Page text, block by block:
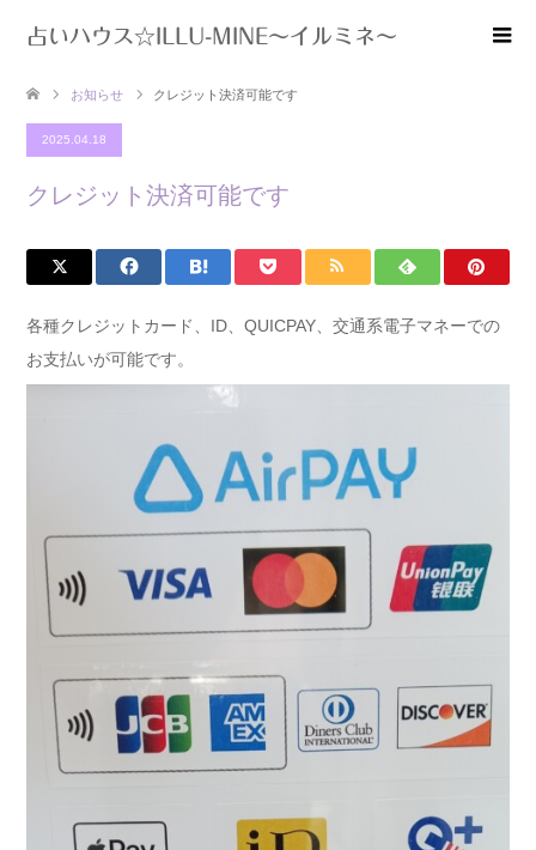
占いハウス☆ILLU-MINE～イルミネ～
お知らせ クレジット決済可能です
2025.04.18
クレジット決済可能です
各種クレジットカード、ID、QUICPAY、交通系電子マネーでの
お支払いが可能です。